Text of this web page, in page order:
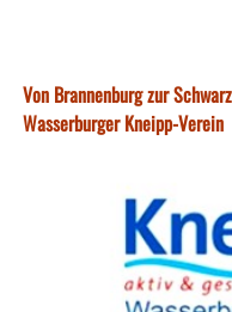
Von Brannenburg zur
Wasserburger Kneipp-Verein